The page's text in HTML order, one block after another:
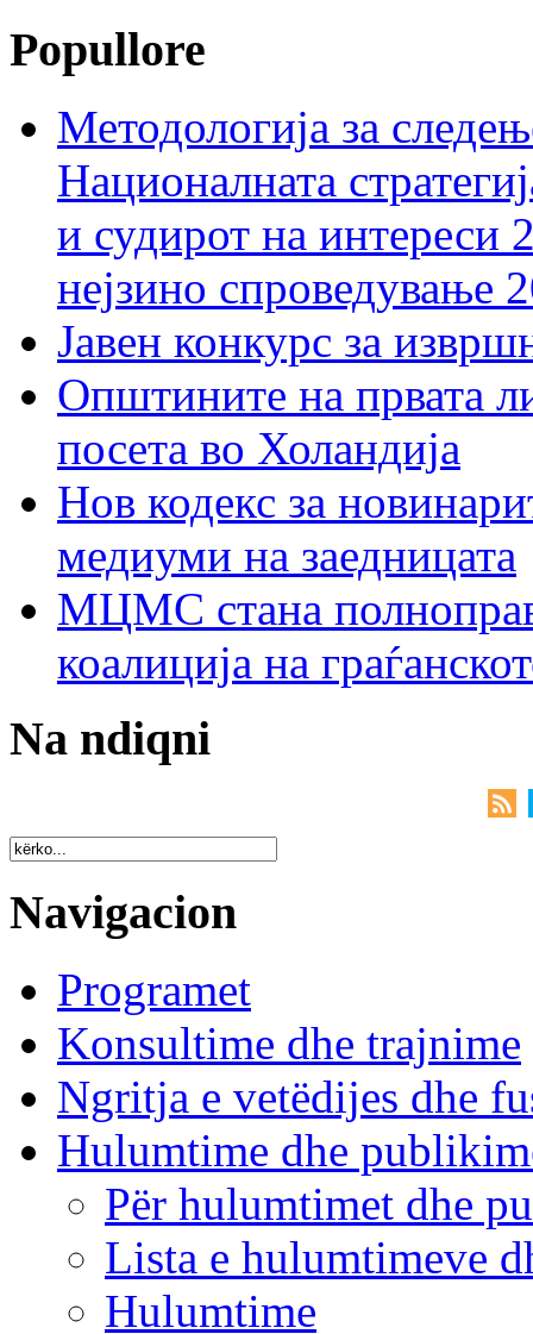
Popullore
Методологија за
Националната
и судирот на интереси
нејзино спроведување
Јавен конкурс за
Општините на првата
посета во Холандија
Нов кодекс за
медиуми на заедницата
МЦМС стана
коалиција на
Na ndiqni
Navigacion
Programet
Konsultime dhe trajnime
Ngritja e vetëdijes dhe
Hulumtime dhe
Për hulumtimet dhe
Lista e hulumtimeve
Hulumtime